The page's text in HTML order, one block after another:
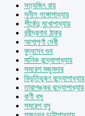
সত্যজিৎ রায়
সুনীল গঙ্গোপাধ্যায়
শীর্ষেন্দু মুখোপাধ্যায়
রবীন্দ্রনাথ ঠাকুর
আশাপূর্ণা দেবী
বুদ্ধদেব গুহ
মানিক বন্দ্যোপাধ্যায়
সমরেশ মজুমদার
বিভূতিভূষণ বন্দ্যোপাধ্যায়
তারাশঙ্কর বন্দ্যোপাধ্যায়
বাণী বসু
সমরেশ বসু